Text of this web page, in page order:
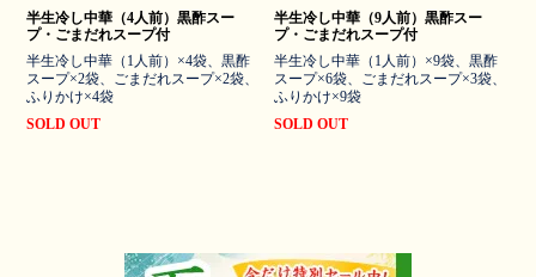
半生冷し中華（4人前）黒酢スー
プ・ごまだれスープ付
半生冷し中華（1人前）×4袋、黒酢
スープ×2袋、ごまだれスープ×2袋、
ふりかけ×4袋
SOLD OUT
半生冷し中華（9人前）黒酢スー
プ・ごまだれスープ付
半生冷し中華（1人前）×9袋、黒酢
スープ×6袋、ごまだれスープ×3袋、
ふりかけ×9袋
SOLD OUT